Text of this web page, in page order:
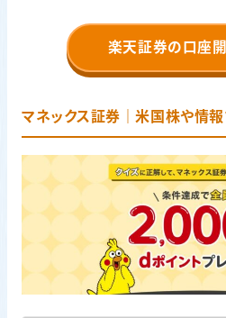
楽天証券の口座
マネックス証券｜米国株や情